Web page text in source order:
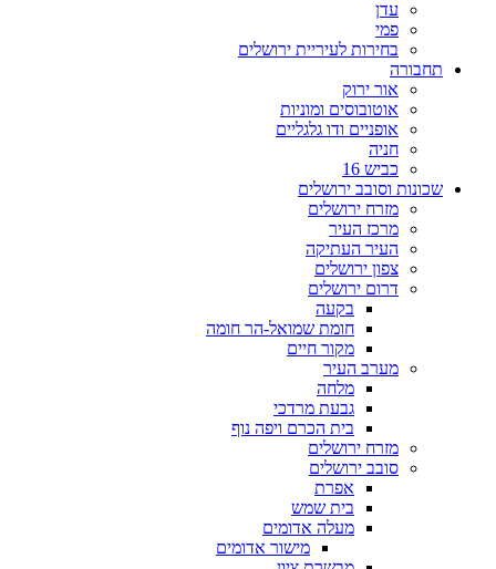
עדן
פמי
בחירות לעיריית ירושלים
תחבורה
אור ירוק
אוטובוסים ומוניות
אופניים ודו גלגליים
חניה
כביש 16
שכונות וסובב ירושלים
מזרח ירושלים
מרכז העיר
העיר העתיקה
צפון ירושלים
דרום ירושלים
בקעה
חומת שמואל-הר חומה
מקור חיים
מערב העיר
מלחה
גבעת מרדכי
בית הכרם ויפה נוף
מזרח ירושלים
סובב ירושלים
אפרת
בית שמש
מעלה אדומים
מישור אדומים